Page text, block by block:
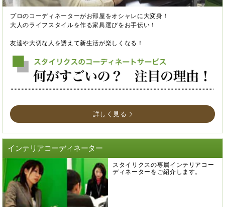
プロのコーディネーターがお部屋をオシャレに大変身！
大人のライフスタイルを作る家具選びをお手伝い！
友達や大切な人を誘えて新生活が楽しくなる！
詳しく見る
インテリアコーディネーター
スタイリクスの専属インテリアコー
ディネーターをご紹介します。